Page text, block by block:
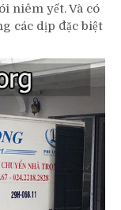
niêm yết. Và có
các dịp đặc biệt